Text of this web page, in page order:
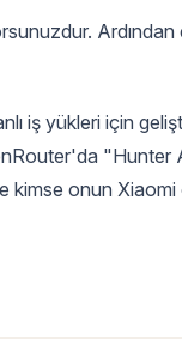
iş yükleri için
"Hunter
kimse onun